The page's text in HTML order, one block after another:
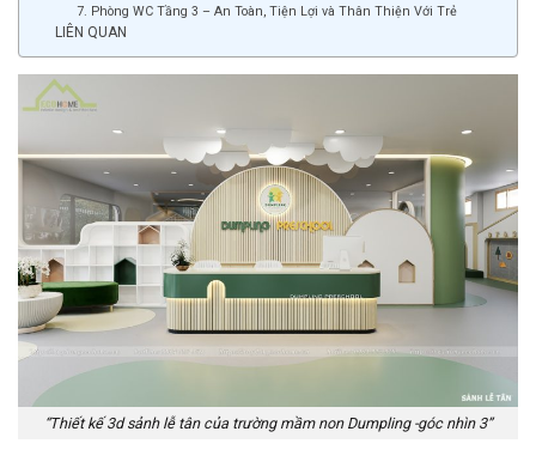
7. Phòng WC Tầng 3 – An Toàn, Tiện Lợi và Thân Thiện Với Trẻ
LIÊN QUAN
“Thiết kế 3d sảnh lễ tân của trường mầm non Dumpling -góc nhìn 3”